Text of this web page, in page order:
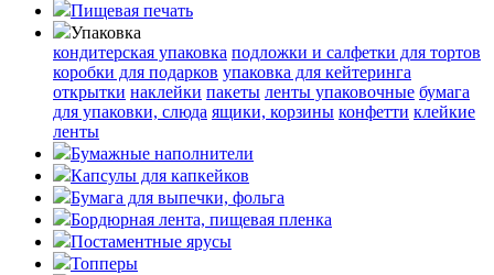
Пищевая печать
Упаковка
кондитерская упаковка подложки и салфетки для тортов
коробки для подарков упаковка для кейтеринга
открытки наклейки пакеты ленты упаковочные бумага
для упаковки, слюда ящики, корзины конфетти клейкие
ленты
Бумажные наполнители
Капсулы для капкейков
Бумага для выпечки, фольга
Бордюрная лента, пищевая пленка
Постаментные ярусы
Топперы